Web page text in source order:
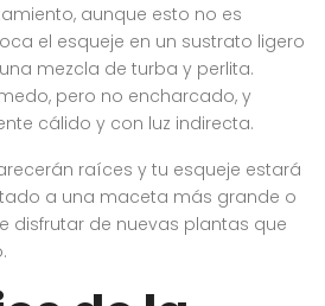
aunque esto no es
el esqueje en un sustrato ligero
mezcla de turba y perlita.
pero no encharcado, y
cálido y con luz indirecta.
raíces y tu esqueje estará
a una maceta más grande o
disfrutar de nuevas plantas que